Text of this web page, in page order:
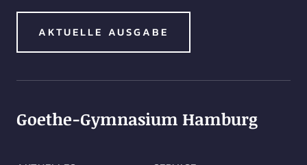
AKTUELLE AUSGABE
Goethe-Gymnasium Hamburg